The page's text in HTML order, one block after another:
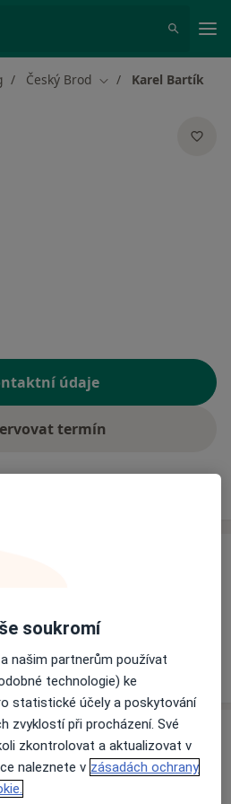
Český Brod Změna města
Karel Bartík
údaje
termín
a cenách nejsou k dispozici
žádné informace o
Brod
soukromí
našim partnerům používat
technologie) ke
statistické účely a poskytování
zvyklostí při procházení. Své
zkontrolovat a aktualizovat v
naleznete v zásadách ochrany